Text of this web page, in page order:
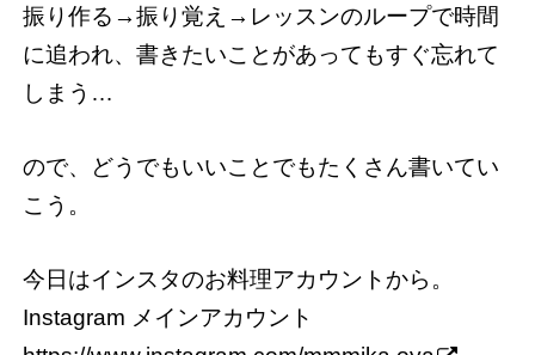
振り作る→振り覚え→レッスンのループで時間
に追われ、書きたいことがあってもすぐ忘れて
しまう…
ので、どうでもいいことでもたくさん書いてい
こう。
今日はインスタのお料理アカウントから。
Instagram メインアカウント